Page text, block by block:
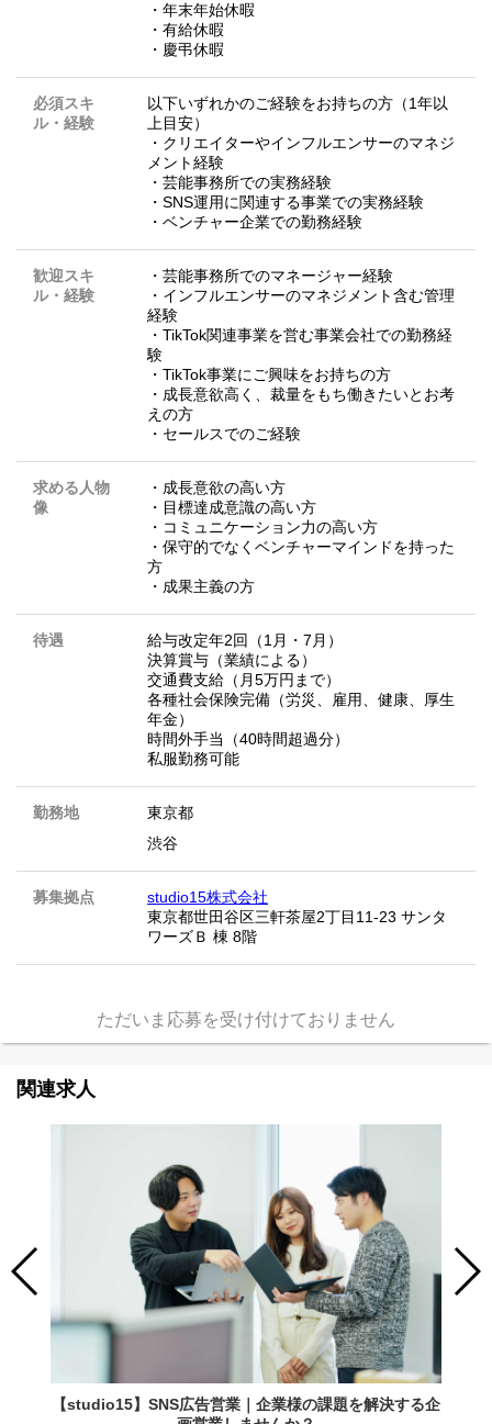
・年末年始休暇
・有給休暇
・慶弔休暇
必須スキ
ル・経験
以下いずれかのご経験をお持ちの方（1年以
上目安）
・クリエイターやインフルエンサーのマネジ
メント経験
・芸能事務所での実務経験
・SNS運用に関連する事業での実務経験
・ベンチャー企業での勤務経験
歓迎スキ
ル・経験
・芸能事務所でのマネージャー経験
・インフルエンサーのマネジメント含む管理
経験
・TikTok関連事業を営む事業会社での勤務経
験
・TikTok事業にご興味をお持ちの方
・成長意欲高く、裁量をもち働きたいとお考
えの方
・セールスでのご経験
求める人物
像
・成長意欲の高い方
・目標達成意識の高い方
・コミュニケーション力の高い方
・保守的でなくベンチャーマインドを持った
方
・成果主義の方
待遇
給与改定年2回（1月・7月）
決算賞与（業績による）
交通費支給（月5万円まで）
各種社会保険完備（労災、雇用、健康、厚生
年金）
時間外手当（40時間超過分）
私服勤務可能
勤務地
東京都
渋谷
募集拠点
studio15株式会社
東京都世田谷区三軒茶屋2丁目11-23 サンタ
ワーズＢ 棟 8階
ただいま応募を受け付けておりません
関連求人
【studio15】SNS広告営業｜企業様の課題を解決する企